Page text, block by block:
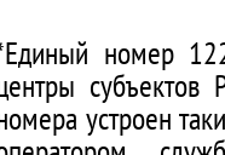
номер
субъектов
устроен